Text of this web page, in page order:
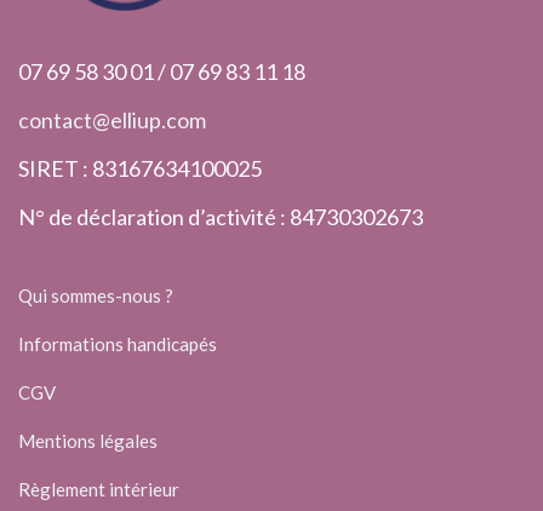
07 69 58 30 01 / 07 69 83 11 18
contact@elliup.com
SIRET : 83167634100025
N° de déclaration d’activité : 84730302673
Qui sommes-nous ?
Informations handicapés
CGV
Mentions légales
Règlement intérieur